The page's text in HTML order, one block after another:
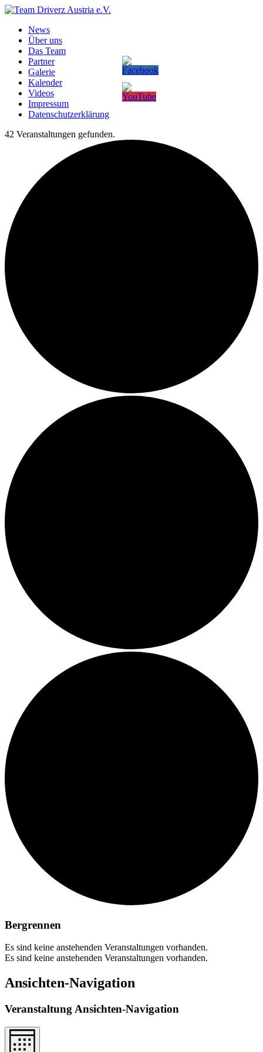
News
Über uns
Das Team
Partner
Galerie
Kalender
Videos
Impressum
Datenschutzerklärung
42 Veranstaltungen gefunden.
Bergrennen
Es sind keine anstehenden Veranstaltungen vorhanden.
Es sind keine anstehenden Veranstaltungen vorhanden.
Ansichten-Navigation
Veranstaltung Ansichten-Navigation